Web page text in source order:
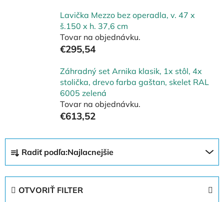
Lavička Mezzo bez operadla, v. 47 x
š.150 x h. 37,6 cm
Tovar na objednávku.
€295,54
Záhradný set Arnika klasik, 1x stôl, 4x
stolička, drevo farba gaštan, skelet RAL
6005 zelená
Tovar na objednávku.
€613,52
d
Radiť podľa:Najlacnejšie
OTVORIŤ FILTER